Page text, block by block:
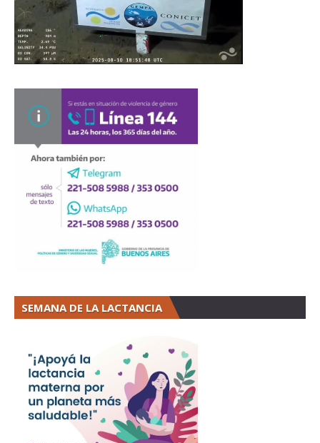
SEMANA DE LA LACTANCIA